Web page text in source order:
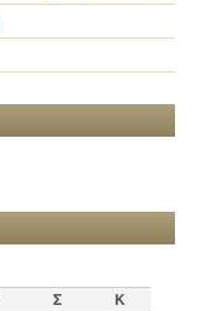
Σ Κ